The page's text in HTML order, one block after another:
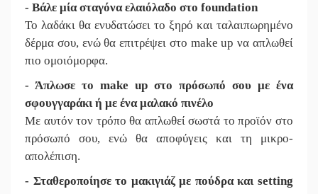
- Βάλε μία σταγόνα ελαιόλαδο στο foundation
Το λαδάκι θα ενυδατώσει το ξηρό και ταλαιπωρημένο
δέρμα σου, ενώ θα επιτρέψει στο make up να απλωθεί
πιο ομοιόμορφα.
- Άπλωσε το make up στο πρόσωπό σου με ένα
σφουγγαράκι ή με ένα μαλακό πινέλο
Με αυτόν τον τρόπο θα απλωθεί σωστά το προϊόν στο
πρόσωπό σου, ενώ θα αποφύγεις και τη μικρο-
απολέπιση.
- Σταθεροποίησε το μακιγιάζ με πούδρα και setting